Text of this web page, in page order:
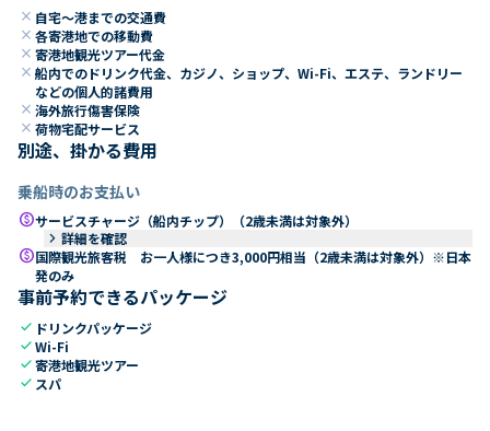
close 自宅～港までの交通費
close 各寄港地での移動費
close 寄港地観光ツアー代金
close 船内でのドリンク代金、カジノ、ショップ、Wi-Fi、エステ、ランドリー
などの個人的諸費用
close 海外旅行傷害保険
close 荷物宅配サービス
別途、掛かる費用
乗船時のお支払い
paidサービスチャージ（船内チップ）（2歳未満は対象外）
keyboard_arrow_right 詳細を確認
paid国際観光旅客税 お一人様につき3,000円相当（2歳未満は対象外）※日本
発のみ
事前予約できるパッケージ
check ドリンクパッケージ
checkWi-Fi
check寄港地観光ツアー
check スパ